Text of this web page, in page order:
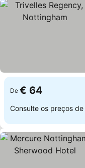
De € 64
Consulte os preços de